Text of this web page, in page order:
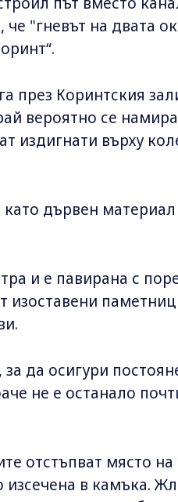
"гневът на двата
през Коринтския
вероятно се
издигнати върху
като дървен
и е павирана с
изоставени
да осигури
не е останало
отстъпват място
в камъка.